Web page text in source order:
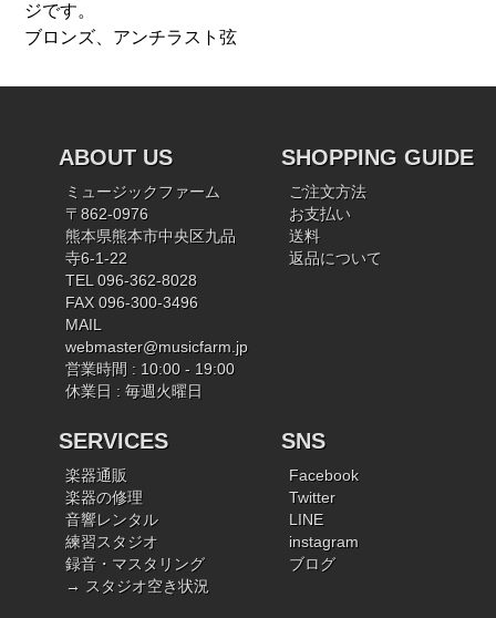
ジです。
ブロンズ、アンチラスト弦
ABOUT US
ミュージックファーム
〒862-0976
熊本県熊本市中央区九品
寺6-1-22
TEL 096-362-8028
FAX 096-300-3496
MAIL
webmaster@musicfarm.jp
営業時間 : 10:00 - 19:00
休業日 : 毎週火曜日
SHOPPING GUIDE
ご注文方法
お支払い
送料
返品について
SERVICES
楽器通販
楽器の修理
音響レンタル
練習スタジオ
録音・マスタリング
→ スタジオ空き状況
SNS
Facebook
Twitter
LINE
instagram
ブログ